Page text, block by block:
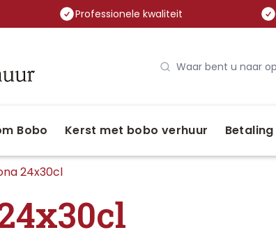
Professionele kwaliteit
Bobo Kerst met bobo verhuur Betaling
24x30cl